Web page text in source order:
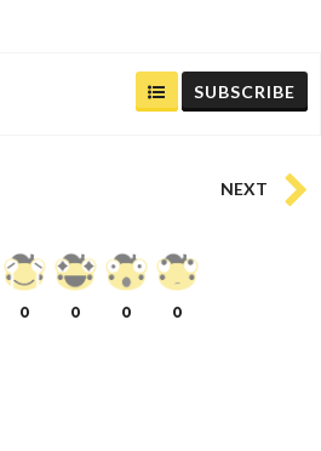
SUBSCRIBE
NEXT
0 0 0 0